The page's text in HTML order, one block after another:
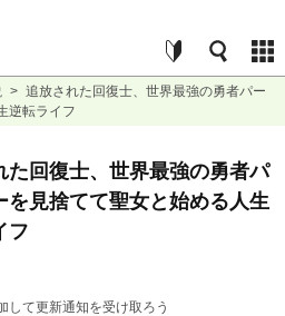
> 追放された回復士、世界最強の勇者パー
逆転ライフ
た回復士、世界最強の勇者パ
を見捨てて聖女と始める人生
フ
して更新通知を受け取ろう